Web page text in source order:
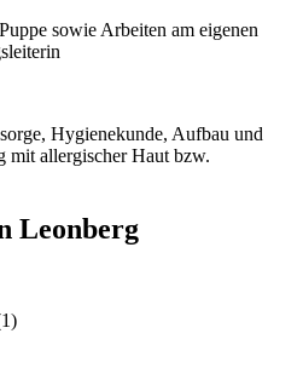
sowie Arbeiten am eigenen
Hygienekunde, Aufbau und
mit allergischer Haut bzw.
Leonberg